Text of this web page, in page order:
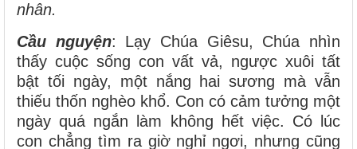
nhân.
Cầu nguyện: Lạy Chúa Giêsu, Chúa nhìn
thấy cuộc sống con vất vả, ngược xuôi tất
bật tối ngày, một nắng hai sương mà vẫn
thiếu thốn nghèo khổ. Con có cảm tưởng một
ngày quá ngắn làm không hết việc. Có lúc
con chẳng tìm ra giờ nghỉ ngơi, nhưng cũng